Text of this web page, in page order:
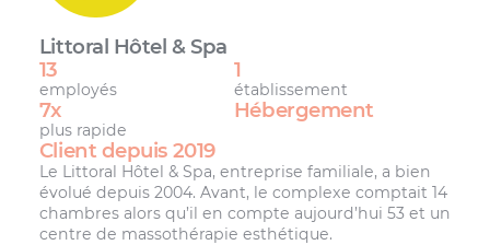
Littoral Hôtel & Spa
13
employés
1
établissement
7x
plus rapide
Hébergement
Client depuis 2019
Le Littoral Hôtel & Spa, entreprise familiale, a bien
évolué depuis 2004. Avant, le complexe comptait 14
chambres alors qu’il en compte aujourd’hui 53 et un
centre de massothérapie esthétique.